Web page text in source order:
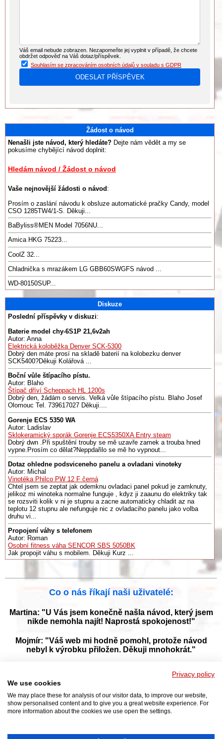
Váš email nebude zobrazen. Nezapomeňte jej vyplnit v případě, že chcete
obdržet odpověď na Váš dotaz/příspěvek.
Souhlasím se zpracováním osobních údajů v souladu s GDPR
Žádost o návod
Nenašli jste návod, který hledáte? Dejte nám vědět a my se
pokusíme chybějící návod doplnit:
Hledám návod / Žádost o návod
Vaše nejnovější žádosti o návod :
Prosím o zaslání návodu k obsluze automatické pračky Candy, model
CSO 1285TW4/1-S. Děkuji...
BaByliss®️MEN Model 7056NU...
Amica HKG 75223...
CoolZ 32...
Chladnička s mrazákem LG GBB60SWGFS návod ...
WD-80150SUP...
Diskuze
Poslední příspěvky v diskuzi:
Baterie model chy-6S1P 21,6v2ah
Autor: Anna
Elektrická koloběžka Denver SCK-5300
Dobrý den máte prosí na skladě baterií na kolobezku denver
SCK5400?Děkuji Kolářová ...
Boční vůle štípacího pístu.
Autor: Blaho
Štípač dříví Scheppach HL 1200s
Dobrý den, žádám o servis. Velká vůle štípacího pístu. Blaho Josef
Olomouc Tel. 739617027 Děkuji....
Gorenje ECS 5350 WA
Autor: Ladislav
Sklokeramický sporák Gorenje ECS5350XA Entry steam
Dobrý dwn .Při spuštění trouby se mě uzavře zamek a trouba hned
vypne.Prosím co dělat?Neppdařilo se mě ho vypnout...
Dotaz ohledne podsviceneho panelu a ovladani vinoteky
Autor: Michal
Vinotéka Philco PW 12 F černá
Chtel jsem se zeptat jak odemknu ovladaci panel pokud je zamknuty,
jelikoz mi winoteka normalne funguje , kdyz ji zaaunu do elektriky tak
se rozsviti kolik v ni je stupnu a zacne automaticky chladit az na
teplotu 12 stupnu ale nefunguje nic z ovladaciho panelu jako volba
druhu vi...
Propojení váhy s telefonem
Autor: Roman
Osobní fitness váha SENCOR SBS 5050BK
Jak propojit váhu s mobilem. Děkuji Kurz ...
Co o nás říkají naši uživatelé:
Martina: "U Vás jsem konečně našla návod, který jsem
nikde nemohla najít! Naprostá spokojenost!"
Mojmír: "Váš web mi hodně pomohl, protože návod
nebyl k výrobku přiložen. Děkuji mnohokrát."
Prohlížejte návody k obsluze v češtine v naší online knihovně, manuály a
Požádejte nás!
Privacy policy
We use cookies
We may place these for analysis of our visitor data, to improve our website,
show personalised content and to give you a great website experience. For
more information about the cookies we use open the settings.